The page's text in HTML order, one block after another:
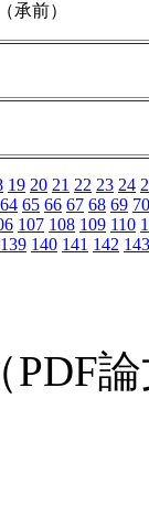
承前）
19 20 21 22 23 24
64 65 66 67 68 69 70
107 108 109 110
139 140 141 142 143